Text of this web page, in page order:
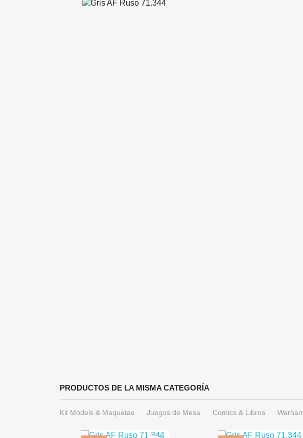
PRODUCTOS DE LA MISMA CATEGORÍA
Kit Models & Maquetas Juegos de Mesa Comics & Libros